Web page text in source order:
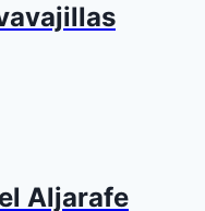
Aljarafe